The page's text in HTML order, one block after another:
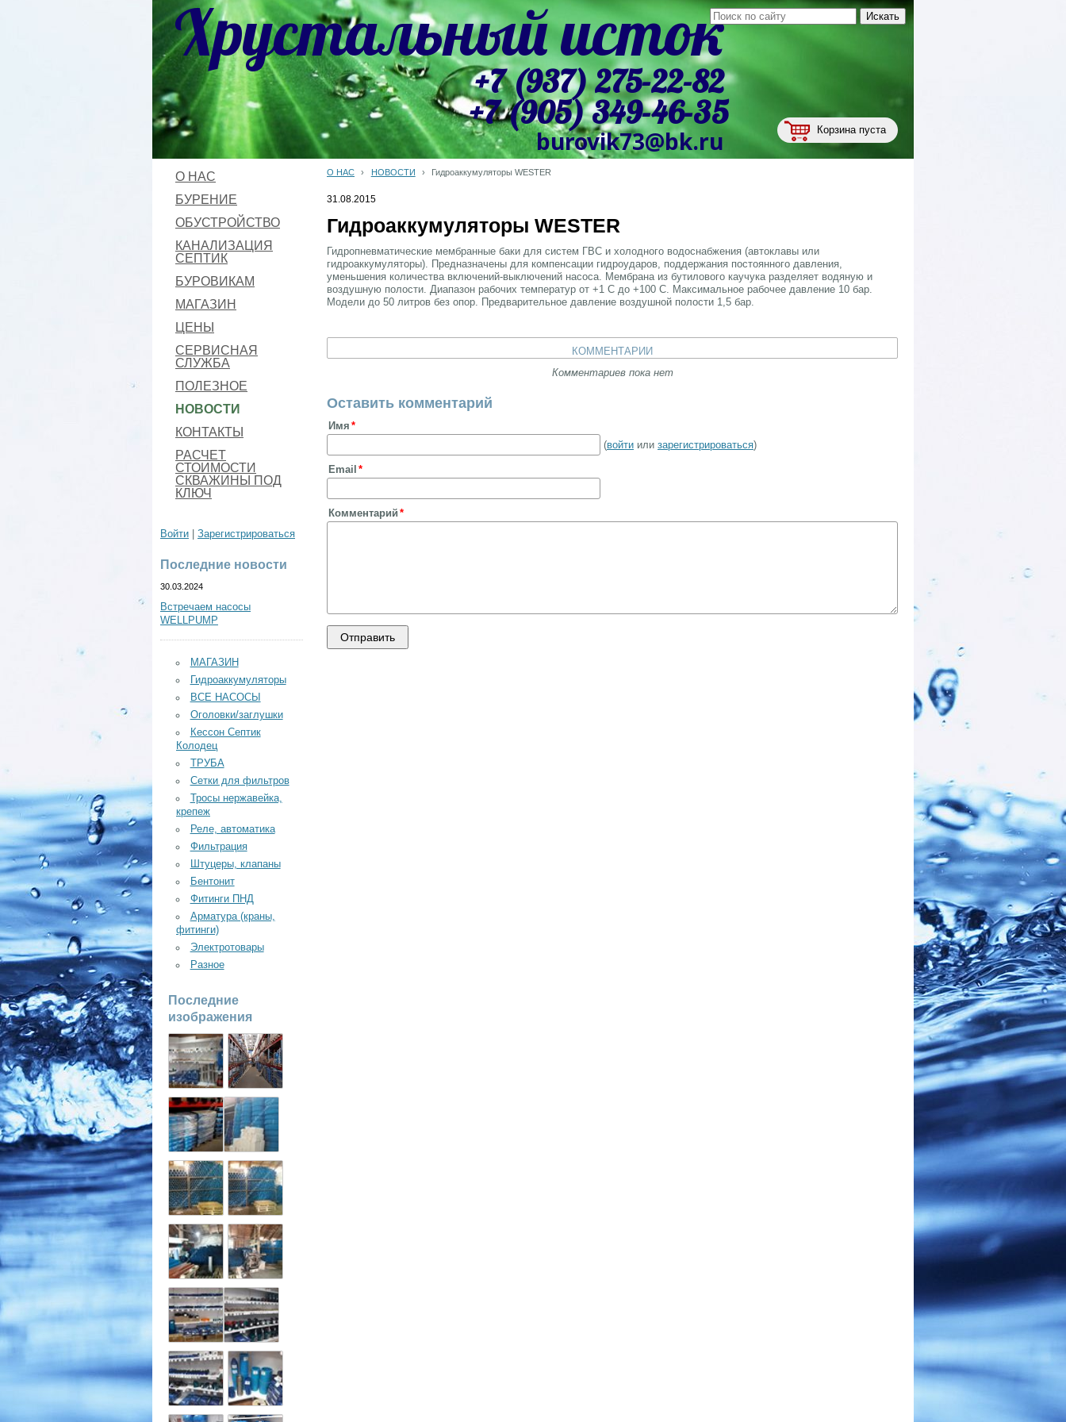
Корзина пуста
Хрустальный исток
+7 (937) 275-22-82
burovik73@bk.ru
+7 (905) 349-46-35
О НАС
БУРЕНИЕ
ОБУСТРОЙСТВО
КАНАЛИЗАЦИЯ
СЕПТИК
БУРОВИКАМ
МАГАЗИН
ЦЕНЫ
СЕРВИСНАЯ
СЛУЖБА
ПОЛЕЗНОЕ
НОВОСТИ
КОНТАКТЫ
РАСЧЕТ
СТОИМОСТИ
СКВАЖИНЫ ПОД
КЛЮЧ
Войти Зарегистрироваться
Последние новости
30.03.2024
Встречаем насосы
WELLPUMP
МАГАЗИН
Гидроаккумуляторы
ВСЕ НАСОСЫ
Оголовки/заглушки
Кессон Септик
Колодец
ТРУБА
Сетки для фильтров
Тросы нержавейка,
крепеж
Реле, автоматика
Фильтрация
Штуцеры, клапаны
Бентонит
Фитинги ПНД
Арматура (краны,
фитинги)
Электротовары
Разное
Последние
изображения
О НАС › НОВОСТИ › Гидроаккумуляторы WESTER
31.08.2015
Гидроаккумуляторы WESTER
Гидропневматические мембранные баки для систем ГВС и холодного водоснабжения (автоклавы или
гидроаккумуляторы). Предназначены для компенсации гидроударов, поддержания постоянного давления,
уменьшения количества включений-выключений насоса. Мембрана из бутилового каучука разделяет водяную и
воздушную полости. Диапазон рабочих температур от +1 С до +100 С. Максимальное рабочее давление 10 бар.
Модели до 50 литров без опор. Предварительное давление воздушной полости 1,5 бар.
КОММЕНТАРИИ
Комментариев пока нет
Оставить комментарий
Имя
(войти или зарегистрироваться)
Email
Комментарий